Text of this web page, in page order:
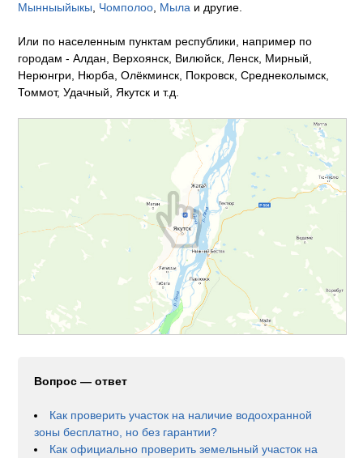
Мынныыйыкы
Чомполоо Мыла и другие.
Или по населенным пунктам республики, например по
городам - Алдан, Верхоянск, Вилюйск, Ленск, Мирный,
Нерюнгри, Нюрба, Олёкминск, Покровск, Среднеколымск,
Томмот, Удачный, Якутск и т.д.
Вопрос — ответ
Как проверить участок на наличие водоохранной
зоны бесплатно, но без гарантии?
Как официально проверить земельный участок на